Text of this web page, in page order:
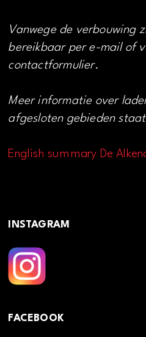
Vanwege de verbouwing
bereikbaar per e-mail of
contactformulier.
Meer informatie over
afgesloten gebieden staat
English summary De
INSTAGRAM
FACEBOOK